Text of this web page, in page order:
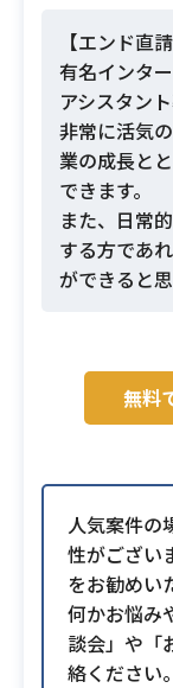
【エンド直
有名インタ
アシスタン
非常に活気
業の成長と
できます。
また、日常
する方であ
ができると思
無料
人気案件の
性がござい
をお勧めい
何かお悩み
談会」や「
絡ください。